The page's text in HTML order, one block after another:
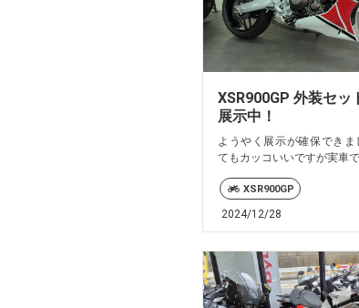
XSR900GP 外装セッ
展示中！
ようやく展示が確保でき
てもカッコいいですが実車
XSR900GP
2024/12/28